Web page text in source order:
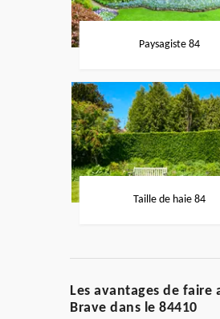
Paysagiste 84
Taille de haie 84
Les avantages de faire
Brave dans le 84410